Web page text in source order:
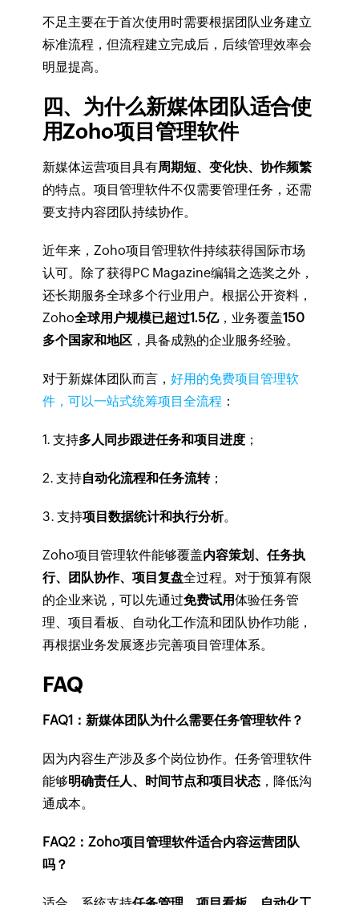
不足主要在于首次使用时需要根据团队业务建立
标准流程，但流程建立完成后，后续管理效率会
明显提高。
四、为什么新媒体团队适合使
用Zoho项目管理软件
新媒体运营项目具有周期短、变化快、协作频繁
的特点。项目管理软件不仅需要管理任务，还需
要支持内容团队持续协作。
近年来，Zoho项目管理软件持续获得国际市场
认可。除了获得PC Magazine编辑之选奖之外，
还长期服务全球多个行业用户。根据公开资料，
Zoho全球用户规模已超过1.5亿，业务覆盖150
多个国家和地区，具备成熟的企业服务经验。
对于新媒体团队而言， 好用的免费项目管理软
件，可以一站式统筹项目全流程 ：
1. 支持多人同步跟进任务和项目进度；
2. 支持自动化流程和任务流转；
3. 支持项目数据统计和执行分析。
Zoho项目管理软件能够覆盖内容策划、任务执
行、团队协作、项目复盘全过程。对于预算有限
的企业来说，可以先通过免费试用体验任务管
理、项目看板、自动化工作流和团队协作功能，
再根据业务发展逐步完善项目管理体系。
FAQ
FAQ1：新媒体团队为什么需要任务管理软件？
因为内容生产涉及多个岗位协作。任务管理软件
能够明确责任人、时间节点和项目状态，降低沟
通成本。
FAQ2：Zoho项目管理软件适合内容运营团队
吗？